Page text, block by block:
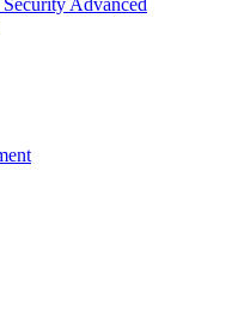
Advanced